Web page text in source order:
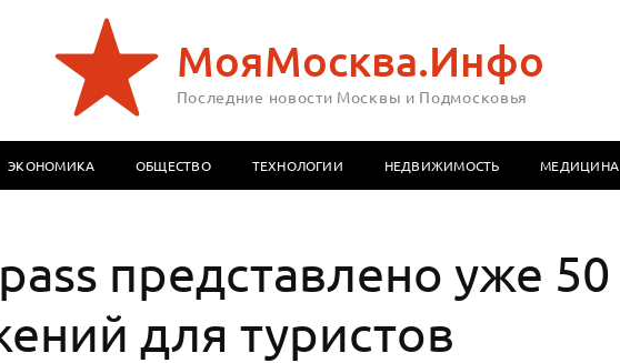
МояМосква.Инфо
Последние новости Москвы и Подмосковья
ЭКОНОМИКА ОБЩЕСТВО ТЕХНОЛОГИИ НЕДВИЖИМОСТЬ МЕДИЦИНА
представлено уже 50
для туристов